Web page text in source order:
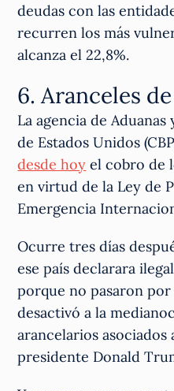
deudas con las
recurren los más
alcanza el 22,8%.
6. Aranceles
La agencia de
de Estados Unidos
desde hoy el cobro de
en virtud de la Ley de
Emergencia
Ocurre tres días
ese país declarara
porque no pasaron por
desactivó a la
arancelarios asociados
presidente Donald